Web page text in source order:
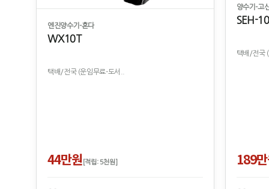
엔진양수기-혼다
WX10T
택배/전국 (운임무료-도서..
44만원 [적립: 5천원]
양수기-고
SEH-
택배/전국
189